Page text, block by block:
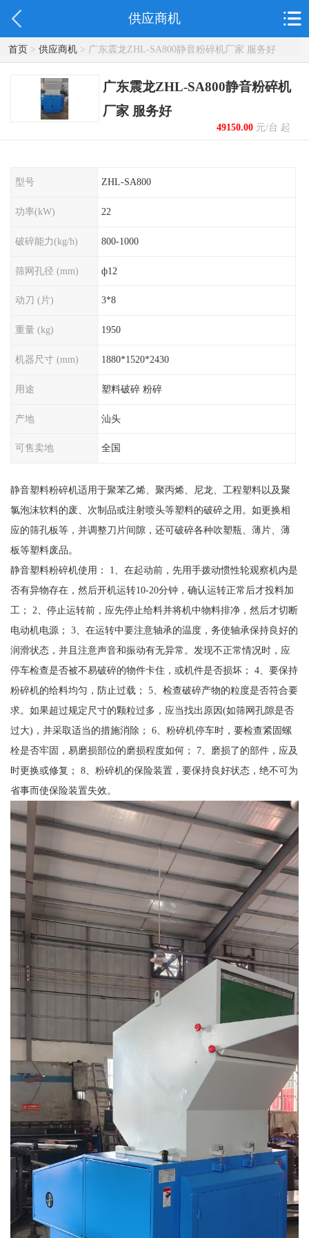
供应商机
首页> 供应商机> 广东震龙ZHL-SA800静音粉碎机厂家 服务好
广东震龙ZHL-SA800静音粉碎机
厂家 服务好
49150.00元/台 起
型号 ZHL-SA800
功率(kW) 22
破碎能力(kg/h) 800-1000
筛网孔径 (mm) ф12
动刀 (片) 3*8
重量 (kg) 1950
机器尺寸 (mm) 1880*1520*2430
用途 塑料破碎 粉碎
产地 汕头
可售卖地 全国
静音塑料粉碎机适用于聚苯乙烯、聚丙烯、尼龙、工程塑料以及聚
氯泡沫软料的废、次制品或注射喷头等塑料的破碎之用。如更换相
应的筛孔板等，并调整刀片间隙，还可破碎各种吹塑瓶、薄片、薄
板等塑料废品。
静音塑料粉碎机使用： 1、在起动前，先用手拨动惯性轮观察机内是
否有异物存在，然后开机运转10-20分钟，确认运转正常后才投料加
工； 2、停止运转前，应先停止给料并将机中物料排净，然后才切断
电动机电源； 3、在运转中要注意轴承的温度，务使轴承保持良好的
润滑状态，并且注意声音和振动有无异常。发现不正常情况时，应
停车检查是否被不易破碎的物件卡住，或机件是否损坏； 4、要保持
粉碎机的给料均匀，防止过载； 5、检查破碎产物的粒度是否符合要
求。如果超过规定尺寸的颗粒过多，应当找出原因(如筛网孔隙是否
过大)，并采取适当的措施消除； 6、粉碎机停车时，要检查紧固螺
栓是否牢固，易磨损部位的磨损程度如何； 7、磨损了的部件，应及
时更换或修复； 8、粉碎机的保险装置，要保持良好状态，绝不可为
省事而使保险装置失效。